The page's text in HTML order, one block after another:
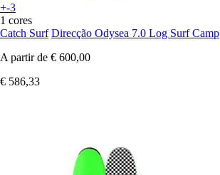
+-3
1 cores
Catch Surf Direcção Odysea 7.0 Log Surf Camp
A partir de € 600,00
€ 586,33